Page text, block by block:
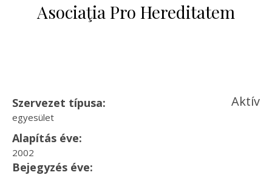
Asociaţia Pro Hereditatem
Szervezet típusa:
egyesület
Aktív
Alapítás éve:
2002
Bejegyzés éve: